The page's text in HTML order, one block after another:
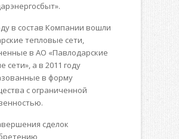
в состав Компании вошли
тепловые сети,
в АО «Павлодарские
сети», а в 2011 году
в форму
с ограниченной
сделок